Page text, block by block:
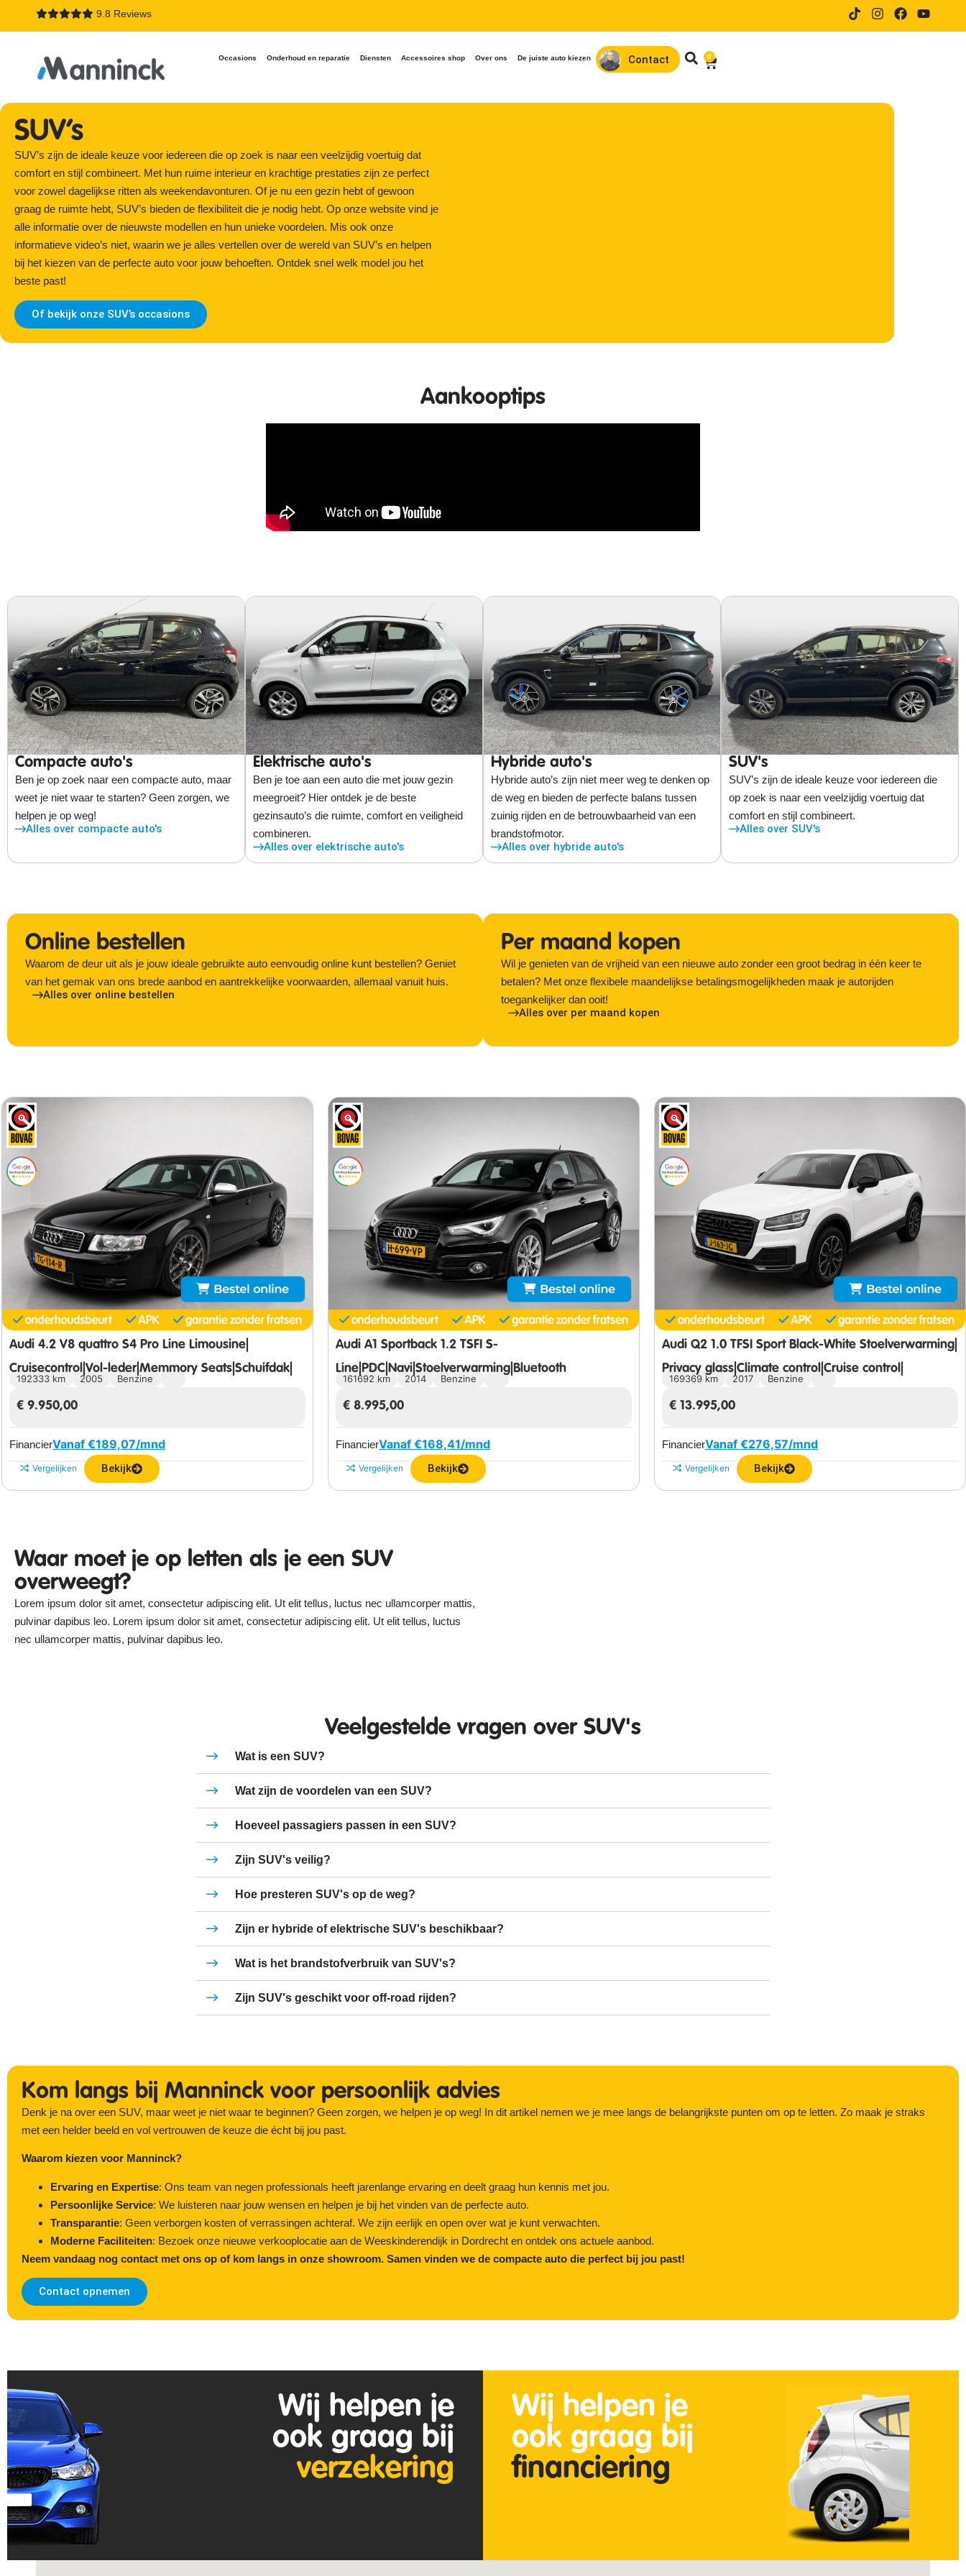
9.8 Reviews 14 dagen proefrijden bij
Occasions Onderhoud en reparatie Diensten Accessoires shop Over ons De juiste auto kiezen Contact 0
SUV’s
SUV’s zijn de ideale keuze voor iedereen die op zoek is naar een veelzijdig voertuig dat
comfort en stijl combineert. Met hun ruime interieur en krachtige prestaties zijn ze perfect
voor zowel dagelijkse ritten als weekendavonturen. Of je nu een gezin hebt of gewoon
graag de ruimte hebt, SUV’s bieden de flexibiliteit die je nodig hebt. Op onze website vind je
alle informatie over de nieuwste modellen en hun unieke voordelen. Mis ook onze
informatieve video’s niet, waarin we je alles vertellen over de wereld van SUV’s en helpen
bij het kiezen van de perfecte auto voor jouw behoeften. Ontdek snel welk model jou het
beste past!
Of bekijk onze SUV’s occasions
Aankooptips
Compacte auto's
Ben je op zoek naar een compacte auto, maar
weet je niet waar te starten? Geen zorgen, we
helpen je op weg!
Alles over compacte auto's
Elektrische auto's
Ben je toe aan een auto die met jouw gezin
meegroeit? Hier ontdek je de beste
gezinsauto’s die ruimte, comfort en veiligheid
combineren.
Alles over elektrische auto's
Hybride auto's
Hybride auto’s zijn niet meer weg te denken op
de weg en bieden de perfecte balans tussen
zuinig rijden en de betrouwbaarheid van een
brandstofmotor.
Alles over hybride auto's
SUV's
SUV’s zijn de ideale keuze voor iedereen die
op zoek is naar een veelzijdig voertuig dat
comfort en stijl combineert.
Alles over SUV's
Online bestellen
Waarom de deur uit als je jouw ideale gebruikte auto eenvoudig online kunt bestellen? Geniet
van het gemak van ons brede aanbod en aantrekkelijke voorwaarden, allemaal vanuit huis.
Alles over online bestellen
Per maand kopen
Wil je genieten van de vrijheid van een nieuwe auto zonder een groot bedrag in één keer te
betalen? Met onze flexibele maandelijkse betalingsmogelijkheden maak je autorijden
toegankelijker dan ooit!
Alles over per maand kopen
Audi 4.2 V8 quattro S4 Pro Line Limousine|
Cruisecontrol|Vol-leder|Memmory Seats|Schuifdak|
192333 km 2005 Benzine
€ 9.950,00
FinancierVanaf €189,07/mnd
Vergelijken Bekijk
Audi A1 Sportback 1.2 TSFI S-
Line|PDC|Navi|Stoelverwarming|Bluetooth
161692 km 2014 Benzine
€ 8.995,00
FinancierVanaf €168,41/mnd
Vergelijken Bekijk
Audi Q2 1.0 TFSI Sport Black-White Stoelverwarming|
Privacy glass|Climate control|Cruise control|
169369 km 2017 Benzine
€ 13.995,00
FinancierVanaf €276,57/mnd
Vergelijken Bekijk
Waar moet je op letten als je een SUV
overweegt?
Lorem ipsum dolor sit amet, consectetur adipiscing elit. Ut elit tellus, luctus nec ullamcorper mattis,
pulvinar dapibus leo. Lorem ipsum dolor sit amet, consectetur adipiscing elit. Ut elit tellus, luctus
nec ullamcorper mattis, pulvinar dapibus leo.
Veelgestelde vragen over SUV's
Wat is een SUV?
Wat zijn de voordelen van een SUV?
Hoeveel passagiers passen in een SUV?
Zijn SUV's veilig?
Hoe presteren SUV's op de weg?
Zijn er hybride of elektrische SUV's beschikbaar?
Wat is het brandstofverbruik van SUV's?
Zijn SUV's geschikt voor off-road rijden?
Kom langs bij Manninck voor persoonlijk advies
Denk je na over een SUV, maar weet je niet waar te beginnen? Geen zorgen, we helpen je op weg! In dit artikel nemen we je mee langs de belangrijkste punten om op te letten. Zo maak je straks
met een helder beeld en vol vertrouwen de keuze die écht bij jou past.
Waarom kiezen voor Manninck?
Ervaring en Expertise: Ons team van negen professionals heeft jarenlange ervaring en deelt graag hun kennis met jou.
Persoonlijke Service: We luisteren naar jouw wensen en helpen je bij het vinden van de perfecte auto.
Transparantie: Geen verborgen kosten of verrassingen achteraf. We zijn eerlijk en open over wat je kunt verwachten.
Moderne Faciliteiten: Bezoek onze nieuwe verkooplocatie aan de Weeskinderendijk in Dordrecht en ontdek ons actuele aanbod.
Neem vandaag nog contact met ons op of kom langs in onze showroom. Samen vinden we de compacte auto die perfect bij jou past!
Contact opnemen
Wij helpen je
ook graag bij
verzekering
Wij helpen je
ook graag bij
financiering